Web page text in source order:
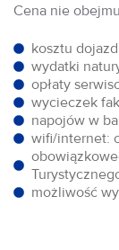
Cena nie
kosztu
wydatki
opłaty
wycieczek
napojów w
wifi/internet:
możliwość